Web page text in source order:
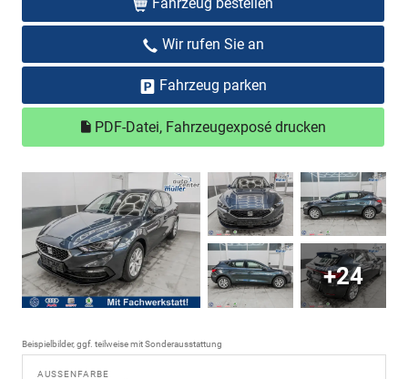
Wir rufen Sie an
Fahrzeug parken
PDF-Datei, Fahrzeugexposé drucken
+24
Beispielbilder, ggf. teilweise mit Sonderausstattung
AUSSENFARBE